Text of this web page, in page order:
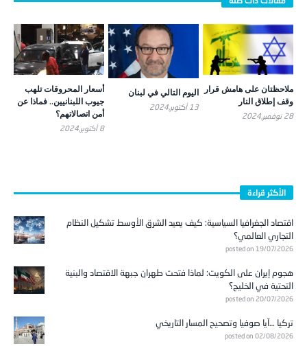
ملاحظتان على هامش قرار
وقف إطلاق النار
28 نوفمبر,2024
اليوم التالي في لبنان
13 أكتوبر,2024
أسعار المحروقات تلهب
جيوب اللبنانيين.. فماذا عن
أمن اتصالاتهم؟
8 أكتوبر,2024
الأكثر قراءة
اقتصاد الجغرافيا السياسية: كيف يعيد الشرق الأوسط تشكيل النظام
التجاري العالمي؟
posted on 19/07/2026
هجوم إيران على الكويت: لماذا فتحت طهران جبهة الاقتصاد والبنية
التحتية في الخليج؟
posted on 20/07/2026
تركيا …آيا صوفيا وتصحيح المسار التاريخي
posted on 02/08/2026